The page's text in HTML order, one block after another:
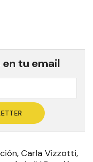
tu email
Carla Vizzotti,